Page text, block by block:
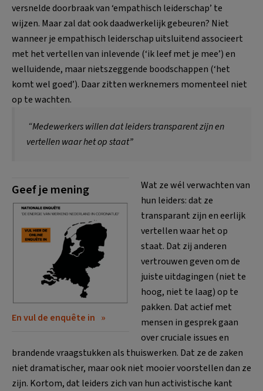
versnelde doorbraak van ‘empathisch leiderschap’ te
wijzen. Maar zal dat ook daadwerkelijk gebeuren? Niet
wanneer je empathisch leiderschap uitsluitend associeert
met het vertellen van inlevende (‘ik leef met je mee’) en
welluidende, maar nietszeggende boodschappen (‘het
komt wel goed’). Daar zitten werknemers momenteel niet
op te wachten.
“Medewerkers willen dat leiders transparent zijn en
vertellen waar het op staat”
Geef je mening
En vul de enquête in
Wat ze wél verwachten van
hun leiders: dat ze
transparant zijn en eerlijk
vertellen waar het op
staat. Dat zij anderen
vertrouwen geven om de
juiste uitdagingen (niet te
hoog, niet te laag) op te
pakken. Dat actief met
mensen in gesprek gaan
over cruciale issues en
brandende vraagstukken als thuiswerken. Dat ze de zaken
niet dramatischer, maar ook niet mooier voorstellen dan ze
zijn. Kortom, dat leiders zich van hun activistische kant